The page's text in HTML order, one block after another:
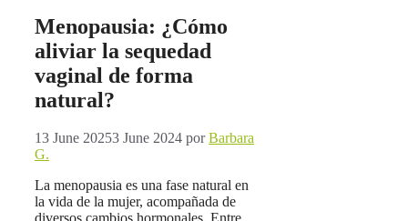
Menopausia: ¿Cómo
aliviar la sequedad
vaginal de forma
natural?
13 June 20253 June 2024 porBarbara
G.
La menopausia es una fase natural en
la vida de la mujer, acompañada de